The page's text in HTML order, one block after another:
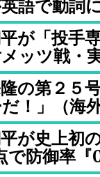
語で動詞
が「投手
ッツ戦・
の第２５
！」（海
が史上初
で防御率『